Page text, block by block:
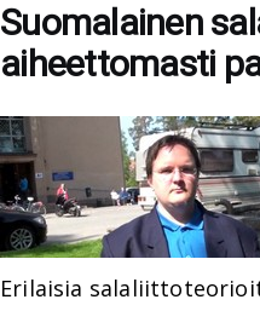
Suomalainen
aiheettomasti
Erilaisia